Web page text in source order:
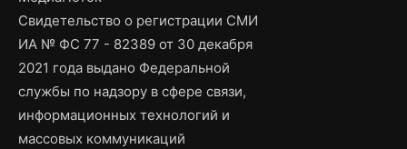
Свидетельство о регистрации СМИ
ИА № ФС 77 - 82389 от 30 декабря
2021 года выдано Федеральной
службы по надзору в сфере связи,
информационных технологий и
массовых коммуникаций